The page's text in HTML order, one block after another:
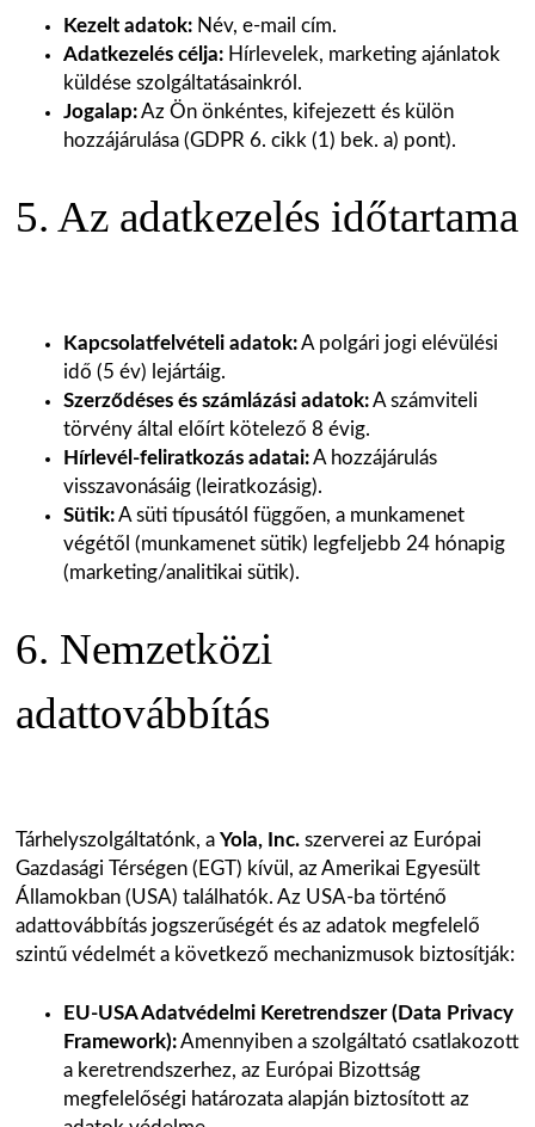
Kezelt adatok:Név, e-mail cím.
Adatkezelés célja:Hírlevelek, marketing ajánlatok
küldése szolgáltatásainkról.
Jogalap:Az Ön önkéntes, kifejezett és külön
hozzájárulása (GDPR 6. cikk (1) bek. a) pont).
5. Az adatkezelés időtartama
Kapcsolatfelvételi adatok:A polgári jogi elévülési
idő (5 év) lejártáig.
Szerződéses és számlázási adatok:A számviteli
törvény által előírt kötelező 8 évig.
Hírlevél-feliratkozás adatai:A hozzájárulás
visszavonásáig (leiratkozásig).
Sütik:A süti típusától függően, a munkamenet
végétől (munkamenet sütik) legfeljebb 24 hónapig
(marketing/analitikai sütik).
6. Nemzetközi
adattovábbítás
Tárhelyszolgáltatónk, a Yola, Inc.szerverei az Európai
Gazdasági Térségen (EGT) kívül, az Amerikai Egyesült
Államokban (USA) találhatók. Az USA-ba történő
adattovábbítás jogszerűségét és az adatok megfelelő
szintű védelmét a következő mechanizmusok biztosítják:
EU-USA Adatvédelmi Keretrendszer (Data Privacy
Framework):Amennyiben a szolgáltató csatlakozott
a keretrendszerhez, az Európai Bizottság
megfelelőségi határozata alapján biztosított az